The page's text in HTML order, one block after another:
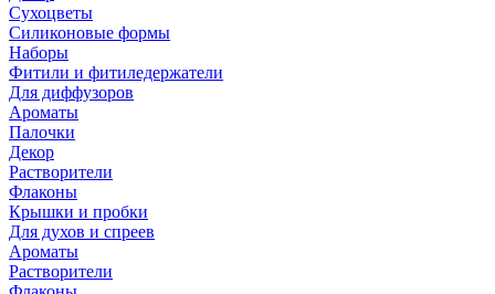
Сухоцветы
Силиконовые формы
Наборы
Фитили и фитиледержатели
Для диффузоров
Ароматы
Палочки
Декор
Растворители
Флаконы
Крышки и пробки
Для духов и спреев
Ароматы
Растворители